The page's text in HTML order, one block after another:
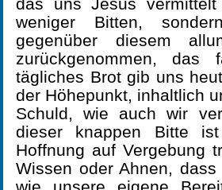
weniger Bitten,
gegenüber diesem
zurückgenommen, das
tägliches Brot gib uns
der Höhepunkt, inhaltlich
Schuld, wie auch wir
dieser knappen Bitte
Hoffnung auf Vergebung
Wissen oder Ahnen,